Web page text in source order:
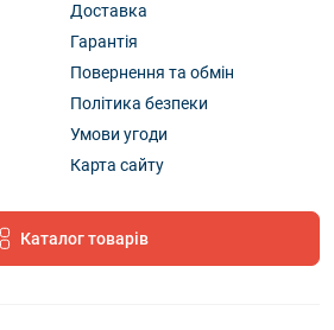
Доставка
Гарантія
Повернення та обмін
Політика безпеки
Умови угоди
Карта сайту
Каталог товарів